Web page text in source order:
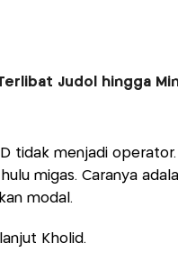
Judol hingga
tidak menjadi operator.
migas. Caranya
modal.
Kholid.